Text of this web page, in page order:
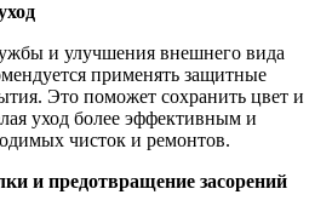
и улучшения внешнего вида
применять защитные
Это поможет сохранить цвет и
уход более эффективным и
чисток и ремонтов.
и предотвращение засорений